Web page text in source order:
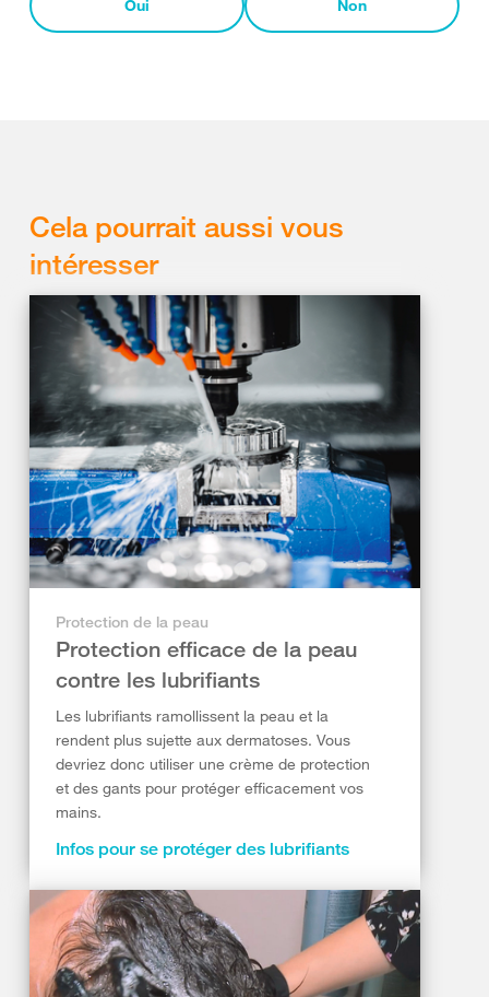
Oui Non
Cela pourrait aussi vous
intéresser
Protection de la peau
Protection efficace de la peau
contre les lubrifiants
Les lubrifiants ramollissent la peau et la
rendent plus sujette aux dermatoses. Vous
devriez donc utiliser une crème de protection
et des gants pour protéger efficacement vos
mains.
Infos pour se protéger des lubrifiants